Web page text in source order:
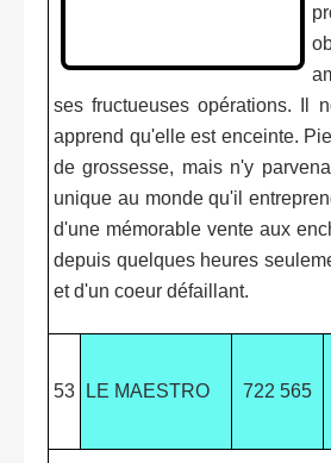
ses fructueuses opérations. Il
apprend qu'elle est enceinte.
de grossesse, mais n'y
unique au monde qu'il
d'une mémorable vente aux
depuis quelques heures
et d'un coeur défaillant.
53 LE MAESTRO 722 565